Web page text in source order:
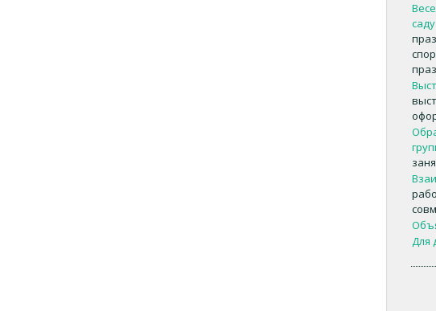
саду
Для